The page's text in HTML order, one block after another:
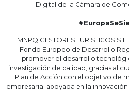
Digital de la Cámara de
MNPQ GESTORES TURISTICOS
Fondo Europeo de Desarrollo
promover el desarrollo
investigación de calidad, gracias al
Plan de Acción con el objetivo de
empresarial apoyada en la